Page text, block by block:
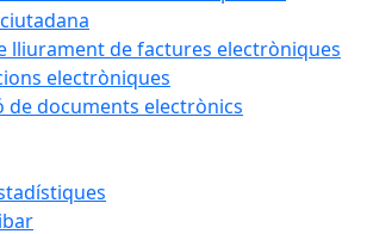
lliurament de factures electròniques
electròniques
de documents electrònics